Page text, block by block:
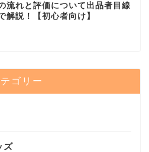
流れと評価について出品者目線
解説！【初心者向け】
ゴリー
ズ